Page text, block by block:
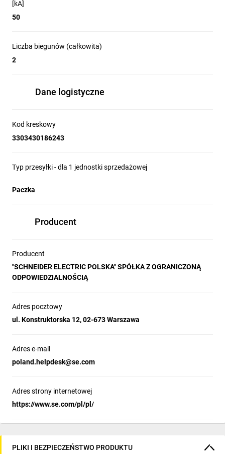
[kA]
50
Liczba biegunów (całkowita)
2
Dane logistyczne
Kod kreskowy
3303430186243
Typ przesyłki - dla 1 jednostki sprzedażowej
Paczka
Producent
Producent
"SCHNEIDER ELECTRIC POLSKA" SPÓŁKA Z OGRANICZONĄ
ODPOWIEDZIALNOŚCIĄ
Adres pocztowy
ul. Konstruktorska 12, 02-673 Warszawa
Adres e-mail
poland.helpdesk@se.com
Adres strony internetowej
https://www.se.com/pl/pl/
PLIKI I BEZPIECZEŃSTWO PRODUKTU